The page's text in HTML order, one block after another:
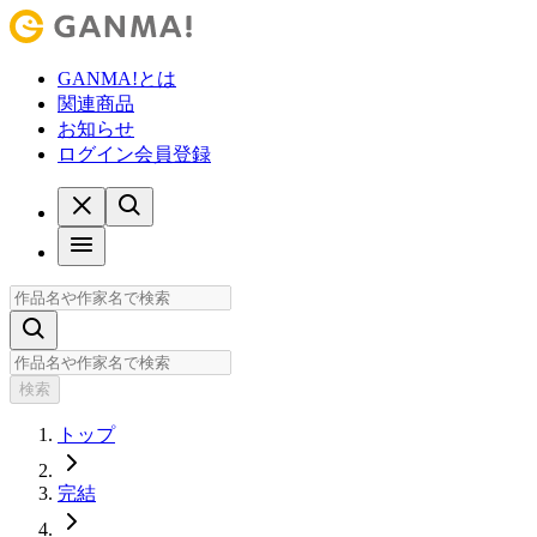
GANMA!とは
関連商品
お知らせ
ログイン会員登録
検索
トップ
完結